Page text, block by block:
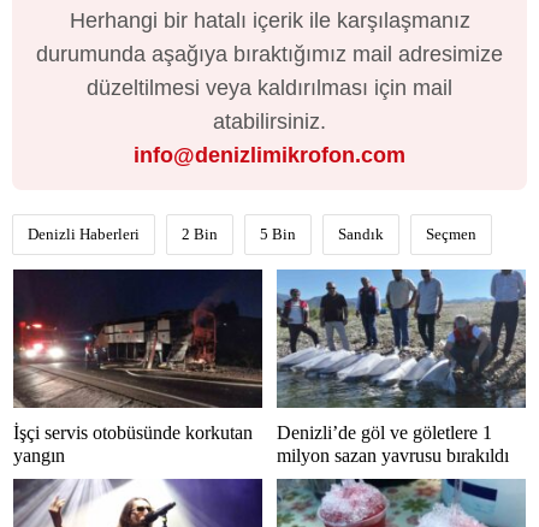
Herhangi bir hatalı içerik ile karşılaşmanız
durumunda aşağıya bıraktığımız mail adresimize
düzeltilmesi veya kaldırılması için mail
atabilirsiniz.
info@denizlimikrofon.com
Denizli Haberleri 2 Bin 5 Bin Sandık Seçmen
İşçi servis otobüsünde korkutan
yangın
Denizli’de göl ve göletlere 1
milyon sazan yavrusu bırakıldı